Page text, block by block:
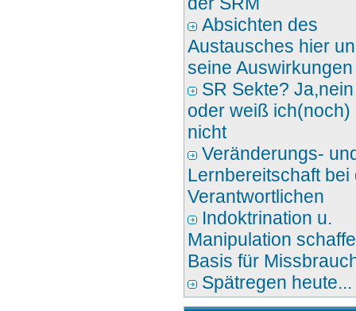
Absichten des
Austausches hier
seine Auswirkungen
SR Sekte? Ja,nein
oder weiß ich(noch)
nicht
Veränderungs-
Lernbereitschaft bei
Verantwortlichen
Indoktrination u.
Manipulation
Basis für
Spätregen heute...